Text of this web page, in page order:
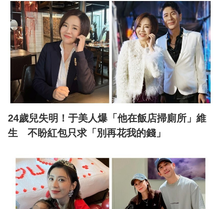
24歲兒失明！于美人爆「他在飯店掃廁所」維
生 不盼紅包只求「別再花我的錢」